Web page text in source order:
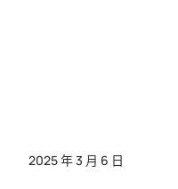
2025 年 3 月 6 日